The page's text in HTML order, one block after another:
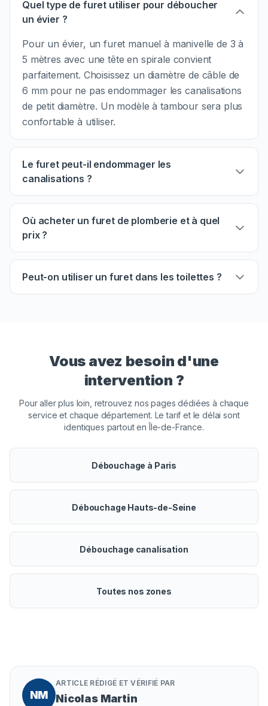
Quel type de furet utiliser pour déboucher
un évier ?
Pour un évier, un furet manuel à manivelle de 3 à
5 mètres avec une tête en spirale convient
parfaitement. Choisissez un diamètre de câble de
6 mm pour ne pas endommager les canalisations
de petit diamètre. Un modèle à tambour sera plus
confortable à utiliser.
Le furet peut-il endommager les
canalisations ?
Où acheter un furet de plomberie et à quel
prix ?
Peut-on utiliser un furet dans les toilettes ?
Vous avez besoin d'une
intervention ?
Pour aller plus loin, retrouvez nos pages dédiées à chaque
service et chaque département. Le tarif et le délai sont
identiques partout en Île-de-France.
Débouchage à Paris
Débouchage Hauts-de-Seine
Débouchage canalisation
Toutes nos zones
NM
ARTICLE RÉDIGÉ ET VÉRIFIÉ PAR
Nicolas Martin